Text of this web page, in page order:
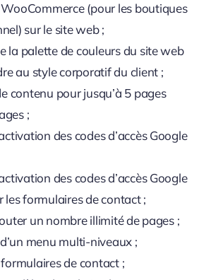
(pour les boutiques
sur le site web ;
la palette de couleurs du site web
au style corporatif du client ;
contenu pour jusqu’à 5 pages
;
des codes d’accès Google
des codes d’accès Google
les formulaires de contact ;
un nombre illimité de pages ;
menu multi-niveaux ;
de contact ;